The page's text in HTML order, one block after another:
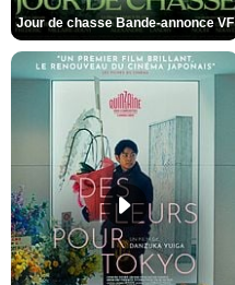
Jour de chasse Bande-annonce VF